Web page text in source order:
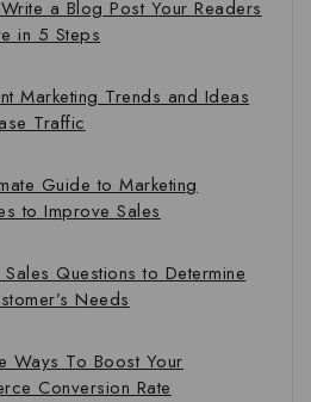
a Blog Post Your Readers
in 5 Steps
Marketing Trends and Ideas
Traffic
Guide to Marketing
to Improve Sales
Questions to Determine
Needs
Ways To Boost Your
Conversion Rate